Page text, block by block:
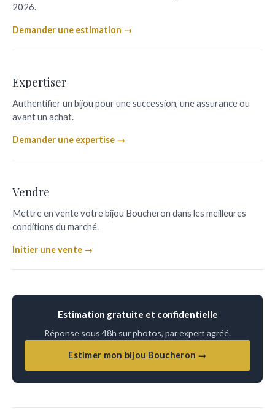
2026.
Demander une estimation →
Expertiser
Authentifier un bijou pour une succession, une assurance ou
avant un achat.
Demander une expertise →
Vendre
Mettre en vente votre bijou Boucheron dans les meilleures
conditions du marché.
Initier une vente →
Estimation gratuite et confidentielle
Réponse sous 48h sur photos, par expert agréé.
Estimer mon bijou Boucheron →